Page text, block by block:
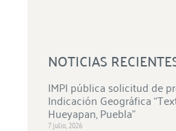
NOTICIAS
IMPI pública solicitud de
Indicación Geográfica
Hueyapan, Puebla”
7 julio, 2026